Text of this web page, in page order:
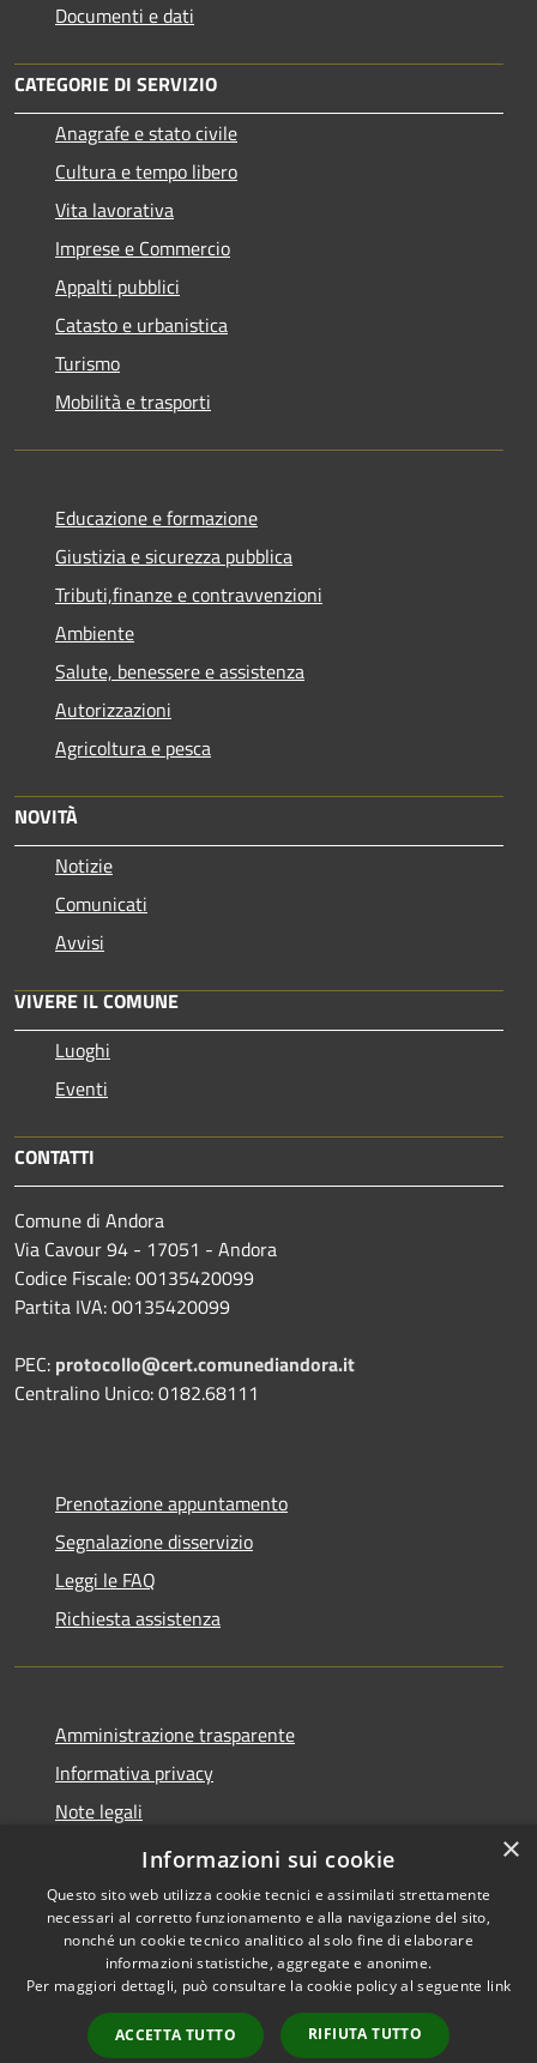
Documenti e dati
CATEGORIE DI SERVIZIO
Anagrafe e stato civile
Cultura e tempo libero
Vita lavorativa
Imprese e Commercio
Appalti pubblici
Catasto e urbanistica
Turismo
Mobilità e trasporti
Educazione e formazione
Giustizia e sicurezza pubblica
Tributi,finanze e contravvenzioni
Ambiente
Salute, benessere e assistenza
Autorizzazioni
Agricoltura e pesca
NOVITÀ
Notizie
Comunicati
Avvisi
VIVERE IL COMUNE
Luoghi
Eventi
CONTATTI
Comune di Andora
Via Cavour 94 - 17051 - Andora
Codice Fiscale: 00135420099
Partita IVA: 00135420099
PEC: protocollo@cert.comunediandora.it
Centralino Unico: 0182.68111
Prenotazione appuntamento
Segnalazione disservizio
Leggi le FAQ
Richiesta assistenza
Amministrazione trasparente
Informativa privacy
Note legali
Dichiarazione di accessibilità
Accessibilità
Copyright © 2026 • Comune di
Andora • Powered by
Municipium•
Accesso
×
Informazioni sui cookie
Questo sito web utilizza cookie tecnici e assimilati strettamente
necessari al corretto funzionamento e alla navigazione del sito,
nonché un cookie tecnico analitico al solo fine di elaborare
informazioni statistiche, aggregate e anonime.
Per maggiori dettagli, può consultare la cookie policy al seguente link
ACCETTA TUTTO RIFIUTA TUTTO